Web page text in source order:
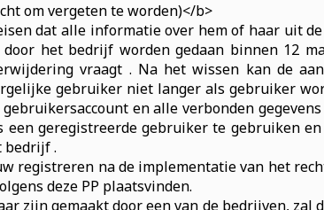
om vergeten te worden)</b>
dat alle informatie over hem of haar uit
het bedrijf worden gedaan binnen 12
vraagt . Na het wissen kan de
gebruiker niet langer als gebruiker
en alle verbonden
geregistreerde gebruiker te gebruiken
bedrijf .
registreren na de implementatie van het
deze PP plaatsvinden.
zijn gemaakt door een van de bedrijven,